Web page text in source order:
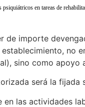
en tareas de
de importe
no
sino como apoyo
será la
en las actividades